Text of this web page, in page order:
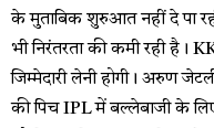
के मुताबिक शुरुआत नहीं दे पा
भी निरंतरता की कमी रही है।
जिम्मेदारी लेनी होगी। अरुण
की पिच IPL में बल्लेबाजी के